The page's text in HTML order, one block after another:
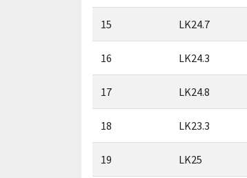
15 LK24.7
16 LK24.3
17 LK24.8
18 LK23.3
19 LK25